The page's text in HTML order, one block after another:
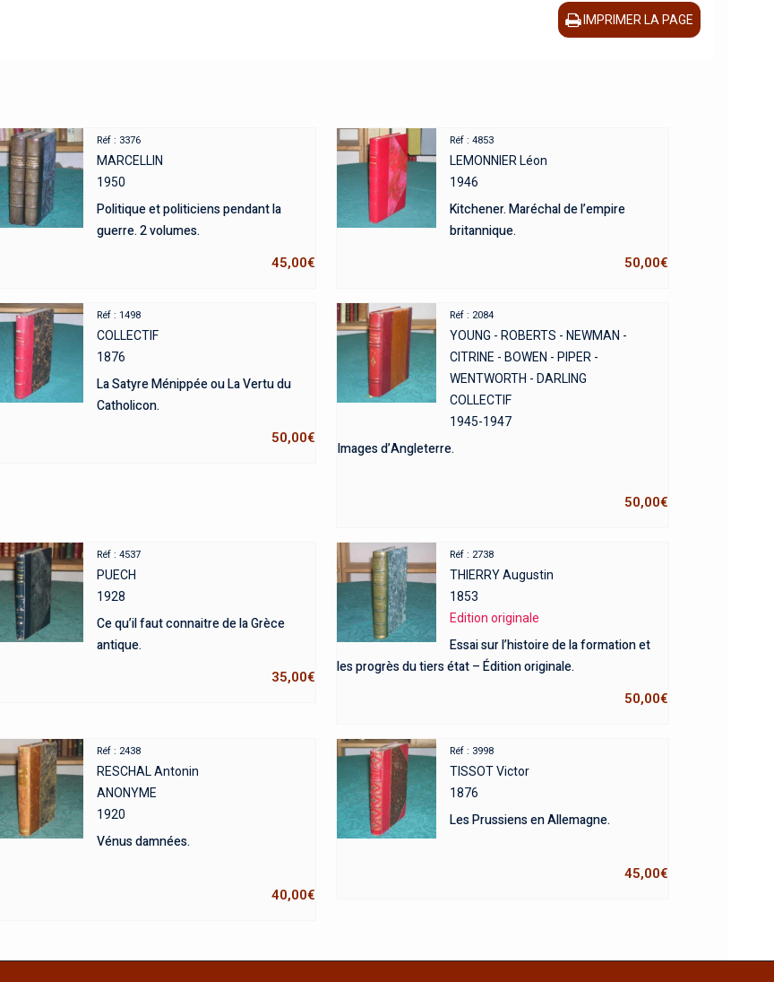
IMPRIMER LA PAGE
Réf : 3376
MARCELLIN
1950
Politique et politiciens pendant la
guerre. 2 volumes.
45,00€
Réf : 4853
LEMONNIER Léon
1946
Kitchener. Maréchal de l’empire
britannique.
50,00€
Réf : 1498
COLLECTIF
1876
La Satyre Ménippée ou La Vertu du
Catholicon.
50,00€
Réf : 2084
YOUNG - ROBERTS - NEWMAN -
CITRINE - BOWEN - PIPER -
WENTWORTH - DARLING
COLLECTIF
1945-1947
Images d’Angleterre.
50,00€
Réf : 4537
PUECH
1928
Ce qu’il faut connaitre de la Grèce
antique.
35,00€
Réf : 2738
THIERRY Augustin
1853
Edition originale
Essai sur l’histoire de la formation et
les progrès du tiers état – Édition originale.
50,00€
Réf : 2438
RESCHAL Antonin
ANONYME
1920
Vénus damnées.
40,00€
Réf : 3998
TISSOT Victor
1876
Les Prussiens en Allemagne.
45,00€